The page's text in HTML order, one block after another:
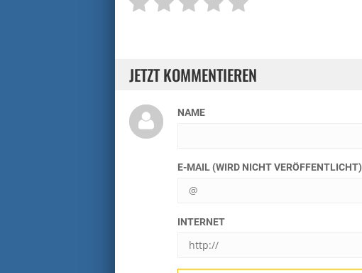
JETZT KOMMENTIEREN
NAME
E-MAIL (WIRD NICHT VERÖFFENTLICHT)
INTERNET